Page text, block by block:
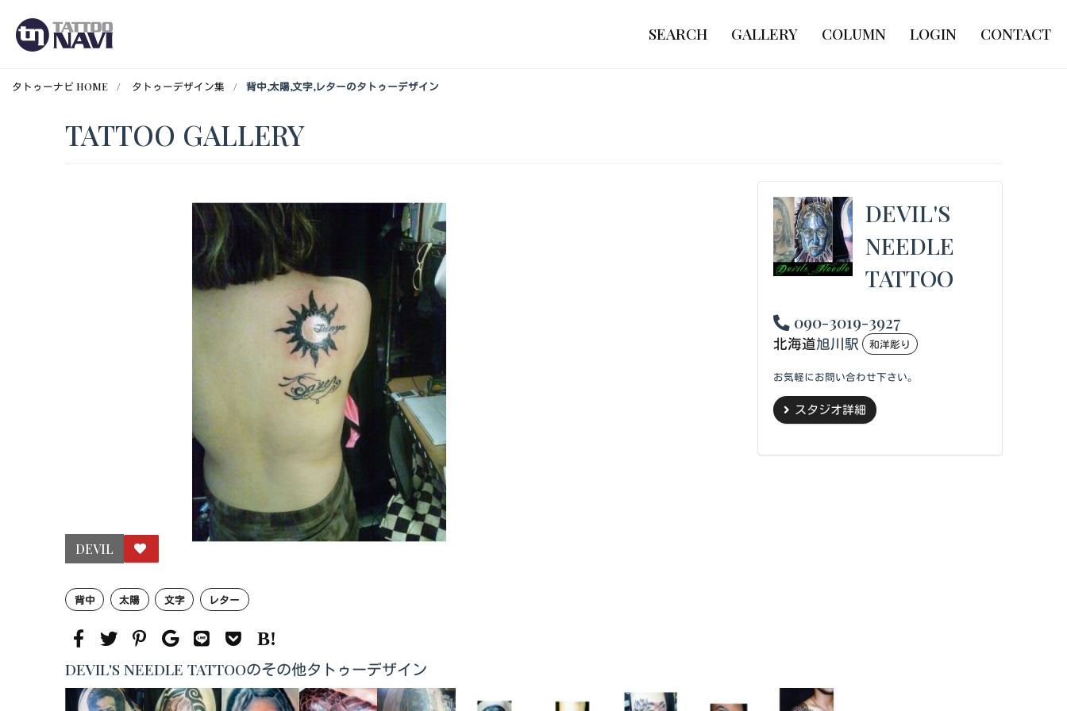
SEARCH GALLERY COLUMN LOGIN CONTACT
タトゥーナビ HOME タトゥーデザイン集 背中,太陽,文字,レターのタトゥーデザイン
TATTOO GALLERY
DEVIL'S
NEEDLE
TATTOO
090-3019-3927
北海道旭川駅 和洋彫り
お気軽にお問い合わせ下さい。
スタジオ詳細
DEVIL
背中 太陽 文字 レター
DEVIL'S NEEDLE TATTOOのその他タトゥーデザイン